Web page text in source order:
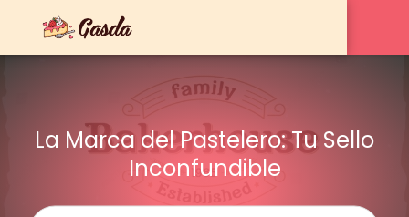
La Marca del Pastelero: Tu Sello
Inconfundible